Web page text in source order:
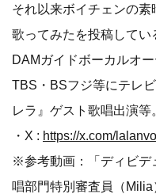
それ以来ボイチェンの
歌ってみたを投稿してい
DAMガイドボーカルオ
TBS・BSフジ等にテレ
レラ』ゲスト歌唱出演等。
・X : https://x.com/
※参考動画：「ディビデ
唱部門特別審査員（